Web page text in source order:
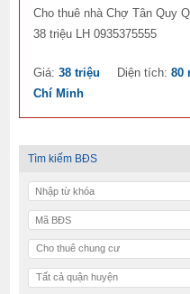
Cho thuê nhà Chợ Tân Quy
38 triệu LH 0935375555
Giá:38 triệu Diện tích:80
Chí Minh
Tìm kiếm BĐS
Cho thuê chung cư
Tất cả quận huyện